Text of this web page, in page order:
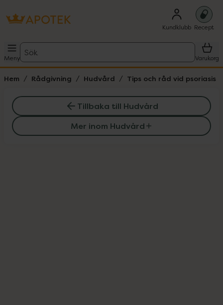
Kundklubb Recept
Meny
Sök
Varukorg
Hem Rådgivning Hudvård Tips och råd vid psoriasis
Tillbaka till Hudvård
Mer inom Hudvård